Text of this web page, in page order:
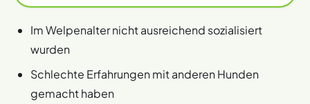
Im Welpenalter nicht ausreichend sozialisiert
wurden
Schlechte Erfahrungen mit anderen Hunden
gemacht haben